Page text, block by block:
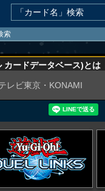
索
カードデータベース)とは
レビ東京・KONAMI